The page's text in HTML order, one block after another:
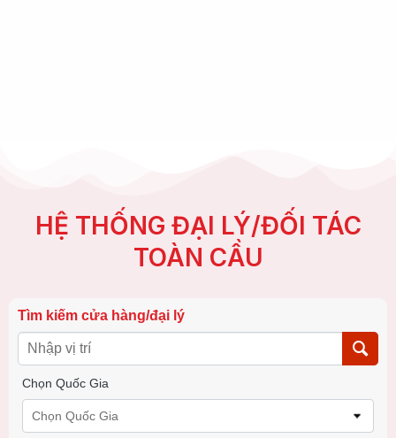
HỆ THỐNG ĐẠI LÝ/ĐỐI TÁC
TOÀN CẦU
Tìm kiếm cửa hàng/đại lý
Chọn Quốc Gia
Chọn Quốc Gia